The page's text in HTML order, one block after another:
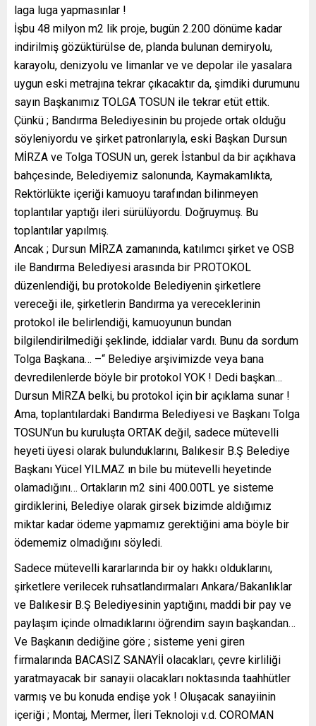
laga luga yapmasınlar !
İşbu 48 milyon m2 lik proje, bugün 2.200 dönüme kadar
indirilmiş gözüktürülse de, planda bulunan demiryolu,
karayolu, denizyolu ve limanlar ve ve depolar ile yasalara
uygun eski metrajına tekrar çıkacaktır da, şimdiki durumunu
sayın Başkanımız TOLGA TOSUN ile tekrar etüt ettik.
Çünkü ; Bandırma Belediyesinin bu projede ortak olduğu
söyleniyordu ve şirket patronlarıyla, eski Başkan Dursun
MİRZA ve Tolga TOSUN un, gerek İstanbul da bir açıkhava
bahçesinde, Belediyemiz salonunda, Kaymakamlıkta,
Rektörlükte içeriği kamuoyu tarafından bilinmeyen
toplantılar yaptığı ileri sürülüyordu. Doğruymuş. Bu
toplantılar yapılmış.
Ancak ; Dursun MİRZA zamanında, katılımcı şirket ve OSB
ile Bandırma Belediyesi arasında bir PROTOKOL
düzenlendiği, bu protokolde Belediyenin şirketlere
vereceği ile, şirketlerin Bandırma ya vereceklerinin
protokol ile belirlendiği, kamuoyunun bundan
bilgilendirilmediği şeklinde, iddialar vardı. Bunu da sordum
Tolga Başkana… –“ Belediye arşivimizde veya bana
devredilenlerde böyle bir protokol YOK ! Dedi başkan…
Dursun MİRZA belki, bu protokol için bir açıklama sunar !
Ama, toplantılardaki Bandırma Belediyesi ve Başkanı Tolga
TOSUN’un bu kuruluşta ORTAK değil, sadece mütevelli
heyeti üyesi olarak bulunduklarını, Balıkesir B.Ş Belediye
Başkanı Yücel YILMAZ ın bile bu mütevelli heyetinde
olamadığını… Ortakların m2 sini 400.00TL ye sisteme
girdiklerini, Belediye olarak girsek bizimde aldığımız
miktar kadar ödeme yapmamız gerektiğini ama böyle bir
ödememiz olmadığını söyledi.
Sadece mütevelli kararlarında bir oy hakkı olduklarını,
şirketlere verilecek ruhsatlandırmaları Ankara/Bakanlıklar
ve Balıkesir B.Ş Belediyesinin yaptığını, maddi bir pay ve
paylaşım içinde olmadıklarını öğrendim sayın başkandan…
Ve Başkanın dediğine göre ; sisteme yeni giren
firmalarında BACASIZ SANAYİİ olacakları, çevre kirliliği
yaratmayacak bir sanayii olacakları noktasında taahhütler
varmış ve bu konuda endişe yok ! Oluşacak sanayiinin
içeriği ; Montaj, Mermer, İleri Teknoloji v.d. COROMAN